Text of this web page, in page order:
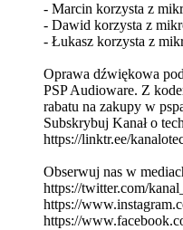
- Marcin korzysta z
- Dawid korzysta z
- Łukasz korzysta z
Oprawa dźwiękowa
PSP Audioware. Z
rabatu na zakupy w
Subskrybuj Kanał o
⁠⁠⁠⁠⁠⁠⁠⁠⁠⁠⁠⁠⁠⁠⁠⁠⁠⁠⁠⁠⁠⁠⁠⁠⁠⁠⁠⁠⁠⁠⁠⁠⁠⁠⁠⁠⁠⁠⁠⁠⁠⁠⁠⁠⁠⁠⁠⁠⁠⁠⁠⁠⁠⁠⁠⁠⁠⁠⁠⁠⁠⁠⁠⁠⁠⁠⁠⁠⁠⁠⁠⁠⁠⁠⁠⁠⁠⁠⁠⁠⁠⁠⁠⁠⁠⁠⁠⁠⁠⁠⁠⁠⁠https://linktr.ee/
Obserwuj nas w
⁠⁠⁠⁠⁠⁠⁠⁠⁠⁠⁠⁠⁠⁠⁠⁠⁠⁠⁠⁠⁠⁠⁠⁠⁠⁠⁠⁠⁠⁠⁠⁠⁠⁠⁠⁠⁠⁠⁠⁠⁠⁠⁠⁠⁠⁠⁠⁠⁠⁠⁠⁠⁠⁠⁠⁠⁠⁠⁠⁠⁠⁠⁠⁠⁠⁠⁠⁠⁠⁠⁠⁠⁠⁠⁠⁠⁠⁠⁠⁠⁠⁠⁠⁠⁠⁠⁠⁠⁠⁠⁠⁠⁠⁠⁠https://twitter.com/
⁠⁠⁠⁠⁠⁠⁠⁠⁠⁠⁠⁠⁠⁠⁠⁠⁠⁠⁠⁠⁠⁠⁠⁠⁠⁠⁠⁠⁠⁠⁠⁠⁠⁠⁠⁠⁠⁠⁠⁠⁠⁠⁠⁠⁠⁠⁠⁠⁠⁠⁠⁠⁠⁠⁠⁠⁠⁠⁠⁠⁠⁠⁠⁠⁠⁠⁠⁠⁠⁠⁠⁠⁠⁠⁠⁠⁠⁠⁠⁠⁠⁠⁠⁠⁠⁠⁠⁠⁠⁠⁠⁠⁠⁠⁠https://
⁠⁠⁠⁠⁠⁠⁠⁠⁠⁠⁠⁠⁠⁠⁠⁠⁠⁠⁠⁠⁠⁠⁠⁠⁠⁠⁠⁠⁠⁠⁠⁠⁠⁠⁠⁠⁠⁠⁠⁠⁠⁠⁠⁠⁠⁠⁠⁠⁠⁠⁠⁠⁠⁠⁠⁠⁠⁠⁠⁠⁠⁠⁠⁠⁠⁠⁠⁠⁠⁠⁠⁠⁠⁠⁠⁠⁠⁠⁠⁠⁠⁠⁠⁠⁠⁠⁠⁠⁠⁠⁠⁠⁠⁠⁠https://